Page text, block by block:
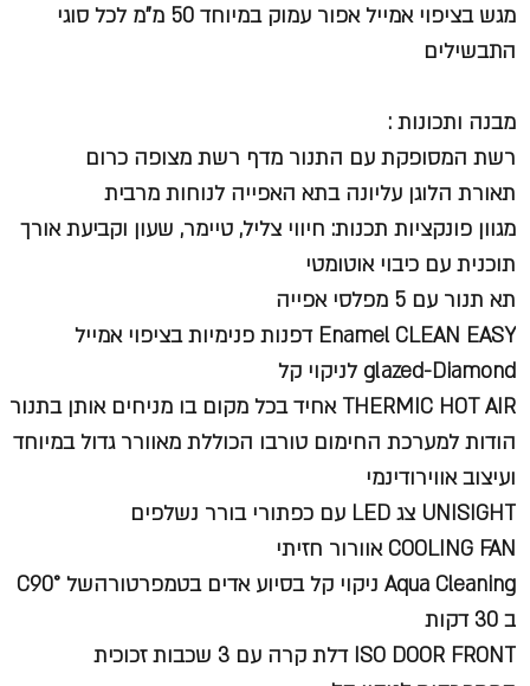
מגש בציפוי אמייל אפור עמוק במיוחד 50 מ"מ לכל סוגי
התבשילים
מבנה ותכונות :
רשת המסופקת עם התנור מדף רשת מצופה כרום
תאורת הלוגן עליונה בתא האפייה לנוחות מרבית
מגוון פונקציות תכנות: חיווי צליל, טיימר, שעון וקביעת אורך
תוכנית עם כיבוי אוטומטי
תא תנור עם 5 מפלסי אפייה
Enamel CLEAN EASY דפנות פנימיות בציפוי אמייל
glazed-Diamond לניקוי קל
THERMIC HOT AIR אחיד בכל מקום בו מניחים אותן בתנור
הודות למערכת החימום טורבו הכוללת מאוורר גדול במיוחד
ועיצוב אווירודינמי
UNISIGHT צג LED עם כפתורי בורר נשלפים
COOLING FAN אוורור חזיתי
Aqua Cleaning ניקוי קל בסיוע אדים בטמפרטורהשל C90°
ב 30 דקות
ISO DOOR FRONT דלת קרה עם 3 שכבות זכוכית